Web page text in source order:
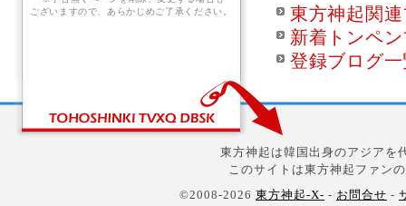
東方神起関
新着トンペ
登録ブログ
ございますので、あらかじめご了承ください。
東方神起は韓国出身のアジアを
このサイトは東方神起ファン
©2008-2026 東方神起-X- - お問合せ -